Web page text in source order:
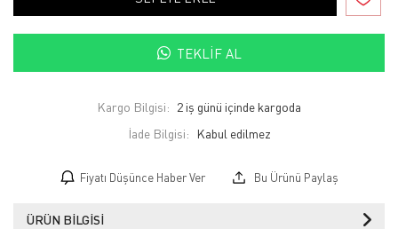
TEKLIF AL
Kargo Bilgisi: 2 iş günü içinde kargoda
İade Bilgisi:
Fiyatı Düşünce Haber Ver Bu Ürünü Paylaş
ÜRÜN BILGISI